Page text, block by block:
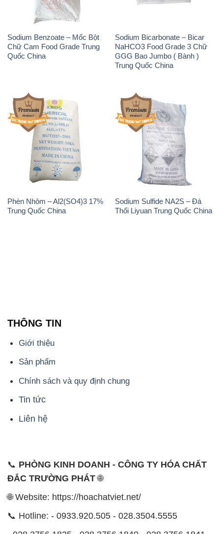
Sodium Benzoate – Mốc Bột
Chữ Cam Food Grade Trung
Quốc China
Sodium Bicarbonate – Bicar
NaHCO3 Food Grade 3 Chữ
GGG Bao Jumbo ( Bành )
Trung Quốc China
Phèn Nhôm – Al2(SO4)3 17%
Trung Quốc China
Sodium Sulfide NA2S – Đá
Thối Liyuan Trung Quốc China
THÔNG TIN
Giới thiệu
Sản phẩm
Chính sách và quy định chung
Tin tức
Liên hệ
📞 PHÒNG KINH DOANH - CÔNG TY HÓA CHẤT
ĐẮC TRƯỜNG PHÁT🌐
🌐 Website: https://hoachatviet.net/
📞 Hotline: - 0933.920.505 - 028.3504.5555